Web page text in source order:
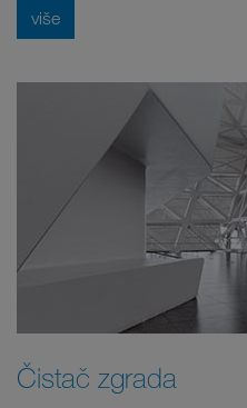
više
Čistač zgrada